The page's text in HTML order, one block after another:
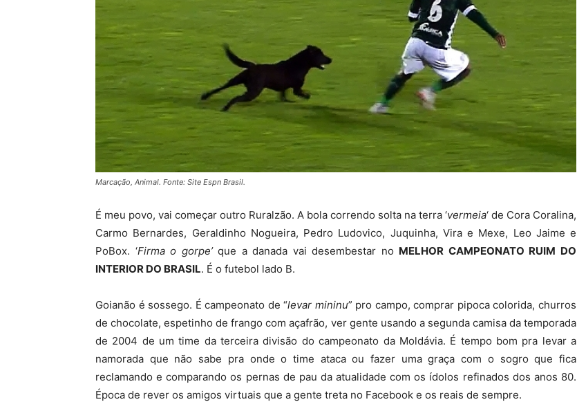
Marcação, Animal. Fonte: Site Espn Brasil.
É meu povo, vai começar outro Ruralzão. A bola correndo solta na terra ‘vermeia‘ de Cora Coralina,
Carmo Bernardes, Geraldinho Nogueira, Pedro Ludovico, Juquinha, Vira e Mexe, Leo Jaime e
PoBox. ‘Firma o gorpe’que a danada vai desembestar no MELHOR CAMPEONATO RUIM DO
INTERIOR DO BRASIL. É o futebol lado B.
Goianão é sossego. É campeonato de “levar mininu” pro campo, comprar pipoca colorida, churros
de chocolate, espetinho de frango com açafrão, ver gente usando a segunda camisa da temporada
de 2004 de um time da terceira divisão do campeonato da Moldávia. É tempo bom pra levar a
namorada que não sabe pra onde o time ataca ou fazer uma graça com o sogro que fica
reclamando e comparando os pernas de pau da atualidade com os ídolos refinados dos anos 80.
Época de rever os amigos virtuais que a gente treta no Facebook e os reais de sempre.